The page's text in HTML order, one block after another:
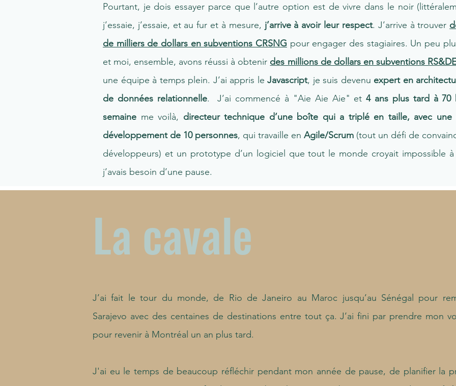
Pourtant, je dois essayer parce que l’autre option est de vivre dans le noir
j’essaie, j’essaie, et au fur et à mesure, j’arrive à avoir leur respect. J’arrive à trouver
de milliers de dollars en subventions CRSNG pour engager des stagiaires. Un peu
et moi, ensemble, avons réussi à obtenir des millions de dollars en subventions
une équipe à temps plein. J’ai appris le Javascript, je suis devenu expert en
de données relationnelle. J’ai commencé à "Aie Aie Aie" et4 ans plus tard à 70
semaine me voilà, directeur technique d’une boîte qui a triplé en taille, avec
développement de 10 personnes, qui travaille en Agile/Scrum (tout un défi de
développeurs) et un prototype d’un logiciel que tout le monde croyait impossible à
j’avais besoin d’une pause.
La cavale
J’ai fait le tour du monde, de Rio de Janeiro au Maroc jusqu’au Sénégal pour
Sarajevo avec des centaines de destinations entre tout ça. J’ai fini par prendre mon
pour revenir à Montréal un an plus tard.
J'ai eu le temps de beaucoup réfléchir pendant mon année de pause, de planifier la